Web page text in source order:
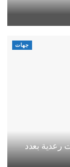
جهات
رعدية بعدد